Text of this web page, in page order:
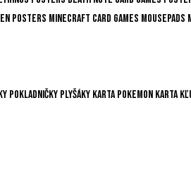
Posters Minecraft Card Games Mousepads
Pokladničky Plyšáky Karta Pokemon karta